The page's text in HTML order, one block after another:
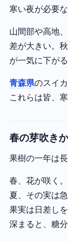
寒い夜が必要な
山間部や高地
差が大きい。
が一気に下が
青森県のスイカ
これらは皆、
春の芽吹き
果樹の一年は長
春、花が咲く
夏、その実は
果実は日差し
深まると、糖